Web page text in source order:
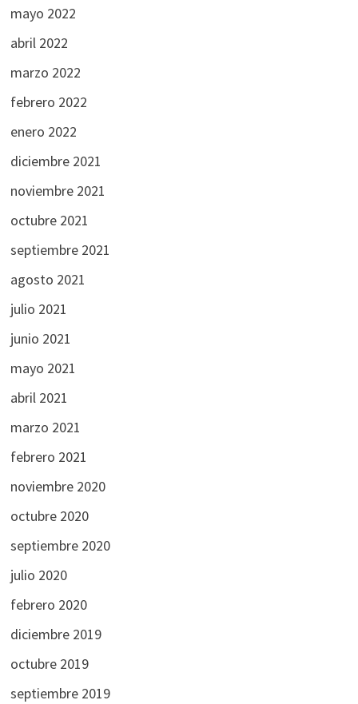
mayo 2022
abril 2022
marzo 2022
febrero 2022
enero 2022
diciembre 2021
noviembre 2021
octubre 2021
septiembre 2021
agosto 2021
julio 2021
junio 2021
mayo 2021
abril 2021
marzo 2021
febrero 2021
noviembre 2020
octubre 2020
septiembre 2020
julio 2020
febrero 2020
diciembre 2019
octubre 2019
septiembre 2019